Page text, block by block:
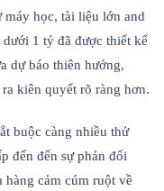
học, tài liệu lớn and
1 tỷ đã được thiết kế
dự báo thiên hướng,
kiên quyết rõ ràng hơn.
buộc càng nhiều thử
đến đến sự phản đối
cảm cúm ruột về